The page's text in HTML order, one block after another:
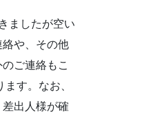
ましたが空い
や、その他
ご連絡もこ
す。なお、
出人様が確